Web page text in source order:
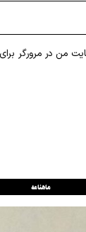
من در مرورگر
ماهنامه